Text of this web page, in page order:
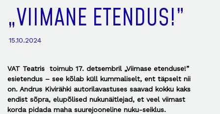
„VIIMANE ETENDUS!”
15.10.2024
VAT Teatris toimub 17. detsembril „Viimase etenduse!”
esietendus – see kõlab küll kummaliselt, ent täpselt nii
on. Andrus Kivirähki autorilavastuses saavad kokku kaks
endist sõpra, elupõlised nukunäitlejad, et veel viimast
korda pidada maha suurejooneline nuku-seiklus.